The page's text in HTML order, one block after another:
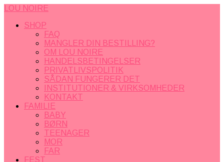
LOU NOIRE
SHOP
FAQ
MANGLER DIN BESTILLING?
OM LOU NOIRE
HANDELSBETINGELSER
PRIVATLIVSPOLITIK
SÅDAN FUNGERER DET
INSTITUTIONER & VIRKSOMHEDER
KONTAKT
FAMILIE
BABY
BØRN
TEENAGER
MOR
FAR
FEST